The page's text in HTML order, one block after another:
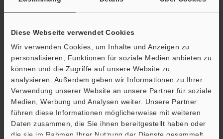
Diese Webseite verwendet Cookies
Wir verwenden Cookies, um Inhalte und Anzeigen zu
personalisieren, Funktionen für soziale Medien anbieten zu
können und die Zugriffe auf unsere Website zu
analysieren. Außerdem geben wir Informationen zu Ihrer
Verwendung unserer Website an unsere Partner für soziale
Medien, Werbung und Analysen weiter. Unsere Partner
führen diese Informationen möglicherweise mit weiteren
Daten zusammen, die Sie ihnen bereitgestellt haben oder
die sie im Rahmen Ihrer Nutzung der Dienste gesammelt
Luftfeuchtigkeit
Gewicht
*1 Einstellung Übertragungsgeschwindigkeit: Standard (7×)
*2Einstellung Übertragungsgeschwindigkeit: Schnell (16×)
Datenblatt (PDF)
Support